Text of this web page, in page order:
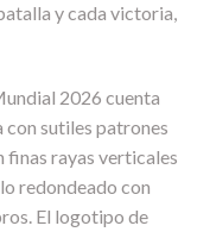
y cada victoria,
2026 cuenta
con sutiles patrones
rayas verticales
redondeado con
El logotipo de